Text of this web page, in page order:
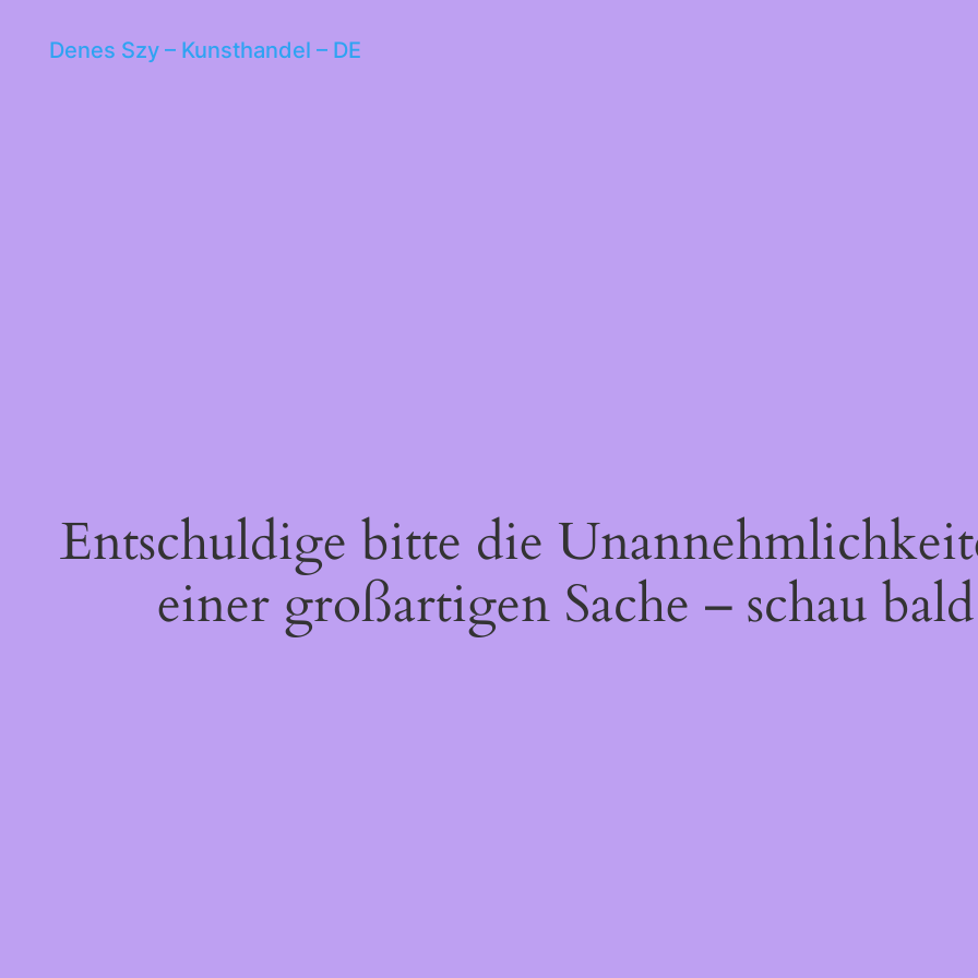
Denes Szy – Kunsthandel – DE
Entschuldige bitte die
einer großartigen Sache – schau